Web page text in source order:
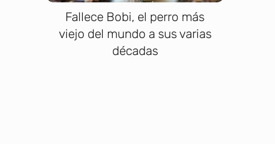
Fallece Bobi, el perro más
viejo del mundo a sus varias
décadas